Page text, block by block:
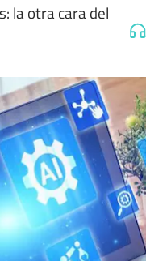
la otra cara del